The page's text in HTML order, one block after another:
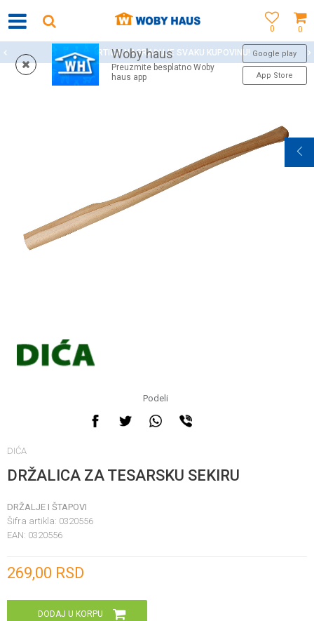
0
0
Woby haus
Preuzmite besplatno Woby
haus app
Google play
App Store
WOBY KARTICA NAGRAĐUJE SVAKU KUPOVINU!
Podeli
DIĆA
DRŽALICA ZA TESARSKU SEKIRU
DRŽALJE I ŠTAPOVI
Šifra artikla: 0320556
EAN: 0320556
269,00 RSD
DODAJ U KORPU